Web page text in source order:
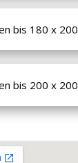
bis 180 x 200
bis 200 x 200